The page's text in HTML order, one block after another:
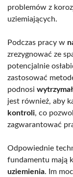
problemów z
uziemiających.
Podczas pracy w
zrezygnować ze
potencjalnie
zastosować
podnosi
jest również, aby
kontroli, co
zagwarantować
Odpowiednie
fundamentu mają
uziemienia. Im